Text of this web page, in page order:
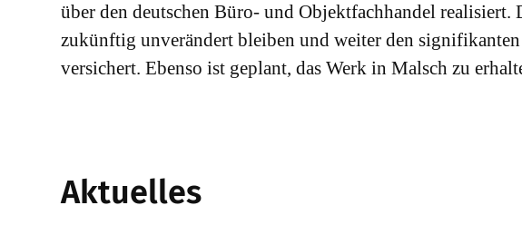
über den deutschen Büro- und Objektfachhandel realisiert.
zukünftig unverändert bleiben und weiter den
versichert. Ebenso ist geplant, das Werk in Malsch zu
Aktuelles